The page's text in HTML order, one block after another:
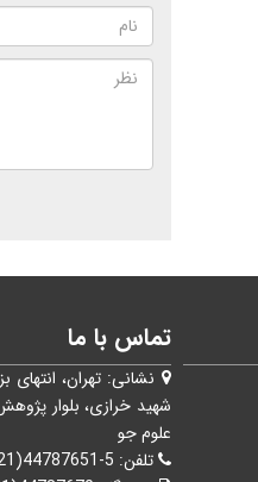
تماس با ما
نشانی: تهران، انتهای
شهيد خرازی، بلوار
علوم جو
تلفن: 5-44787651(021)